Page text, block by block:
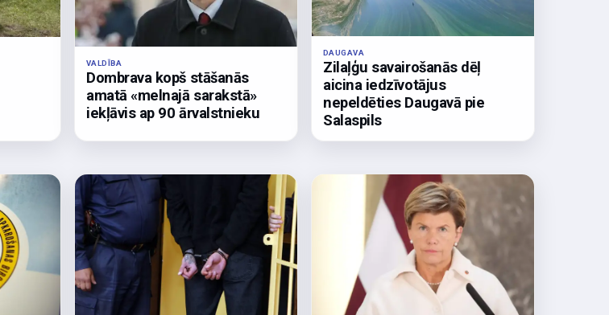
VALDĪBA
Dombrava kopš stāšanās
amatā «melnajā sarakstā»
iekļāvis ap 90 ārvalstnieku
DAUGAVA
Zilaļģu savairošanās dēļ
aicina iedzīvotājus
nepeldēties Daugavā pie
Salaspils